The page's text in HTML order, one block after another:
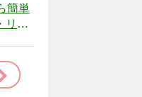
簡単
リー